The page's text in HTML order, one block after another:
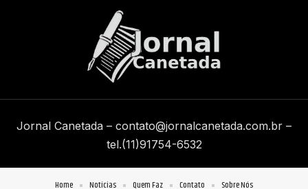
Jornal Canetada – contato@jornalcanetada.com.br –
tel.(11)91754-6532
Home Notícias Quem Faz Contato Sobre Nós